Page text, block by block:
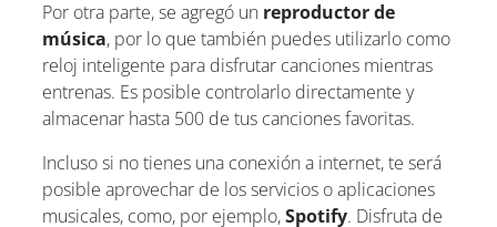
Por otra parte, se agregó un reproductor de
música, por lo que también puedes utilizarlo como
reloj inteligente para disfrutar canciones mientras
entrenas. Es posible controlarlo directamente y
almacenar hasta 500 de tus canciones favoritas.
Incluso si no tienes una conexión a internet, te será
posible aprovechar de los servicios o aplicaciones
musicales, como, por ejemplo,Spotify. Disfruta de